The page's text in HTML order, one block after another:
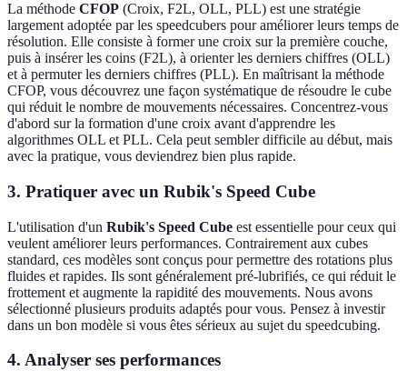
La méthode CFOP (Croix, F2L, OLL, PLL) est une stratégie
largement adoptée par les speedcubers pour améliorer leurs temps de
résolution. Elle consiste à former une croix sur la première couche,
puis à insérer les coins (F2L), à orienter les derniers chiffres (OLL)
et à permuter les derniers chiffres (PLL). En maîtrisant la méthode
CFOP, vous découvrez une façon systématique de résoudre le cube
qui réduit le nombre de mouvements nécessaires. Concentrez-vous
d'abord sur la formation d'une croix avant d'apprendre les
algorithmes OLL et PLL. Cela peut sembler difficile au début, mais
avec la pratique, vous deviendrez bien plus rapide.
3. Pratiquer avec un Rubik's Speed Cube
L'utilisation d'un Rubik's Speed Cube est essentielle pour ceux qui
veulent améliorer leurs performances. Contrairement aux cubes
standard, ces modèles sont conçus pour permettre des rotations plus
fluides et rapides. Ils sont généralement pré-lubrifiés, ce qui réduit le
frottement et augmente la rapidité des mouvements. Nous avons
sélectionné plusieurs produits adaptés pour vous. Pensez à investir
dans un bon modèle si vous êtes sérieux au sujet du speedcubing.
4. Analyser ses performances